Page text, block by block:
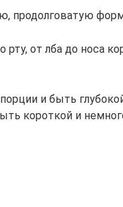
продолговатую
рту, от лба до носа
и быть
короткой и